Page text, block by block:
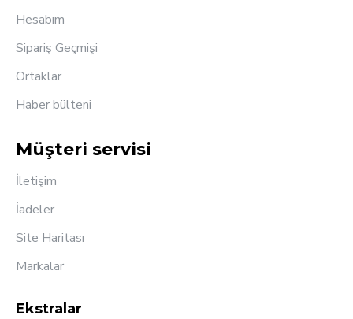
Hesabım
Sipariş Geçmişi
Ortaklar
Haber bülteni
Müşteri servisi
İletişim
İadeler
Site Haritası
Markalar
Ekstralar